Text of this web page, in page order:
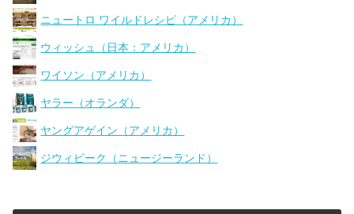
ニュートロ ワイルドレシピ（アメリカ）
ウィッシュ（日本：アメリカ）
ワイソン（アメリカ）
ヤラー（オランダ）
ヤングアゲイン（アメリカ）
ジウィピーク（ニュージーランド）